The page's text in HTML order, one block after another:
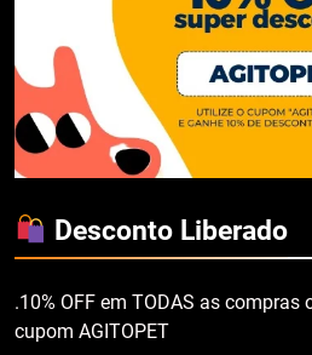
Desconto Liberado
.10% OFF em TODAS as compras
cupom AGITOPET